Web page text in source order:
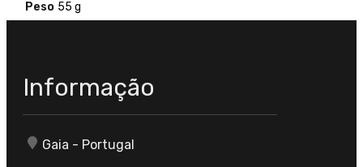
Peso 55 g
Informação
Gaia - Portugal